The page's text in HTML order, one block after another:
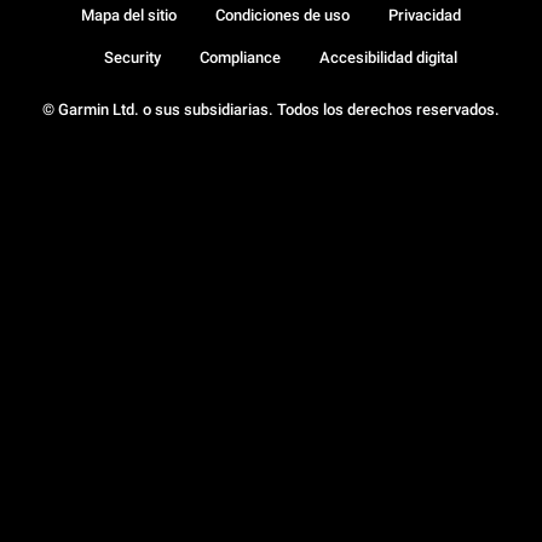
© Garmin Ltd. o sus subsidiarias. Todos los derechos reservados.
Mapa del sitio Condiciones de uso Privacidad
Security Compliance Accesibilidad digital